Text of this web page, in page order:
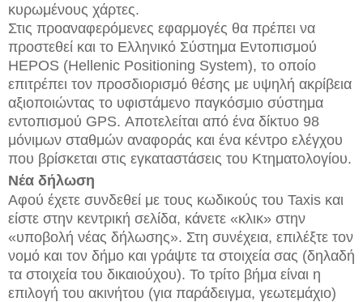
κυρωμένους χάρτες.
Στις προαναφερόμενες εφαρμογές θα πρέπει να
προστεθεί και το Ελληνικό Σύστημα Εντοπισμού
HEPOS (Hellenic Positioning System), το οποίο
επιτρέπει τον προσδιορισμό θέσης με υψηλή ακρίβεια
αξιοποιώντας το υφιστάμενο παγκόσμιο σύστημα
εντοπισμού GPS. Αποτελείται από ένα δίκτυο 98
μόνιμων σταθμών αναφοράς και ένα κέντρο ελέγχου
που βρίσκεται στις εγκαταστάσεις του Κτηματολογίου.
Νέα δήλωση
Αφού έχετε συνδεθεί με τους κωδικούς του Taxis και
είστε στην κεντρική σελίδα, κάνετε «κλικ» στην
«υποβολή νέας δήλωσης». Στη συνέχεια, επιλέξτε τον
νομό και τον δήμο και γράψτε τα στοιχεία σας (δηλαδή
τα στοιχεία του δικαιούχου). Το τρίτο βήμα είναι η
επιλογή του ακινήτου (για παράδειγμα, γεωτεμάχιο)